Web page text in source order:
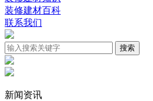
装修建材百科
联系我们
新闻资讯